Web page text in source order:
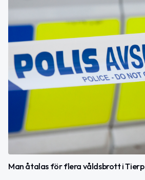
Man åtalas för flera våldsbrott i Tierp